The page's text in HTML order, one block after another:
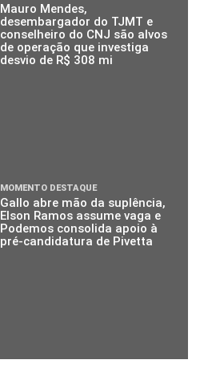
Mauro Mendes,
desembargador do TJMT e
conselheiro do CNJ são alvos
de operação que investiga
desvio de R$ 308 mi
MOMENTO DESTAQUE
Gallo abre mão da suplência,
Elson Ramos assume vaga e
Podemos consolida apoio à
pré-candidatura de Pivetta